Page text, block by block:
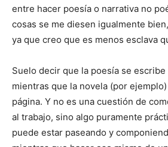
entre hacer poesía o narrativa no
cosas se me diesen igualmente
ya que creo que es menos esclava
Suelo decir que la poesía se
mientras que la novela (por
página. Y no es una cuestión de
al trabajo, sino algo puramente
puede estar paseando y